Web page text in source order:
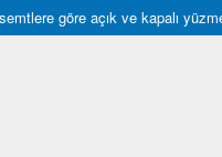
göre açık ve kapalı